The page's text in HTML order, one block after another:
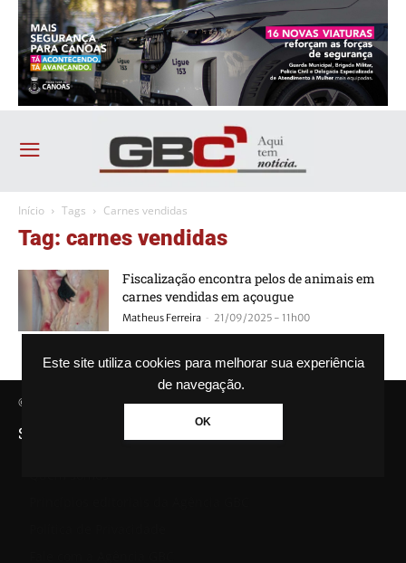
Este site utiliza cookies para melhorar sua experiência
de navegação.
OK
Início Tags Carnes vendidas
Tag: carnes vendidas
Fiscalização encontra pelos de animais em
carnes vendidas em açougue
Matheus Ferreira - 21/09/2025 - 11h00
© Agência GBC. Aqui tem notícia. Todos os direitos reservados.
SAIBA MAIS SOBRE A AGÊNCIA GBC